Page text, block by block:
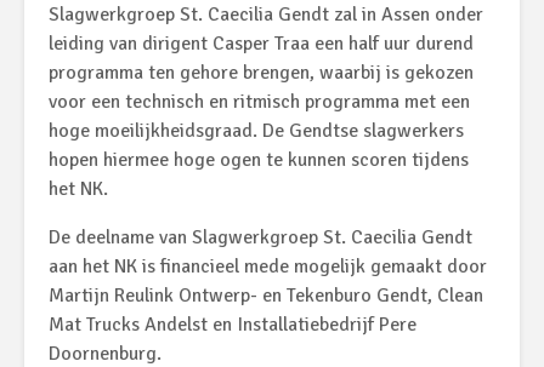
Slagwerkgroep St. Caecilia Gendt zal in Assen onder
leiding van dirigent Casper Traa een half uur durend
programma ten gehore brengen, waarbij is gekozen
voor een technisch en ritmisch programma met een
hoge moeilijkheidsgraad. De Gendtse slagwerkers
hopen hiermee hoge ogen te kunnen scoren tijdens
het NK.
De deelname van Slagwerkgroep St. Caecilia Gendt
aan het NK is financieel mede mogelijk gemaakt door
Martijn Reulink Ontwerp- en Tekenburo Gendt, Clean
Mat Trucks Andelst en Installatiebedrijf Pere
Doornenburg.